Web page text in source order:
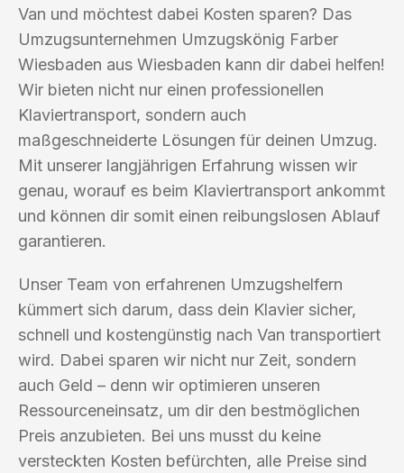
Van und möchtest dabei Kosten sparen? Das
Umzugsunternehmen Umzugskönig Farber
Wiesbaden aus Wiesbaden kann dir dabei helfen!
Wir bieten nicht nur einen professionellen
Klaviertransport, sondern auch
maßgeschneiderte Lösungen für deinen Umzug.
Mit unserer langjährigen Erfahrung wissen wir
genau, worauf es beim Klaviertransport ankommt
und können dir somit einen reibungslosen Ablauf
garantieren.
Unser Team von erfahrenen Umzugshelfern
kümmert sich darum, dass dein Klavier sicher,
schnell und kostengünstig nach Van transportiert
wird. Dabei sparen wir nicht nur Zeit, sondern
auch Geld – denn wir optimieren unseren
Ressourceneinsatz, um dir den bestmöglichen
Preis anzubieten. Bei uns musst du keine
versteckten Kosten befürchten, alle Preise sind